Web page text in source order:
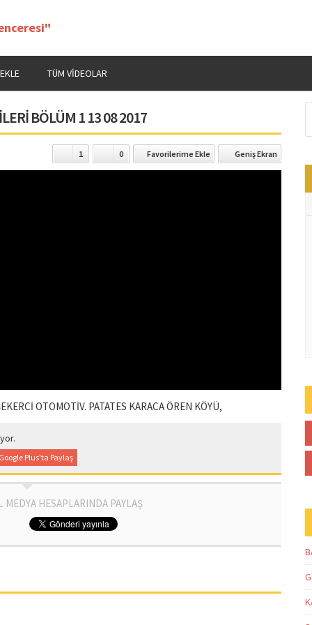
TÜM VIDEOLAR
BÖLÜM 1 13 08 2017
1 0 Favorilerime Ekle Geniş Ekran
OTOMOTİV. PATATES KARACA ÖREN KÖYÜ,
Google Plus'ta Paylaş
MEDYA HESAPLARINDA PAYLAŞ